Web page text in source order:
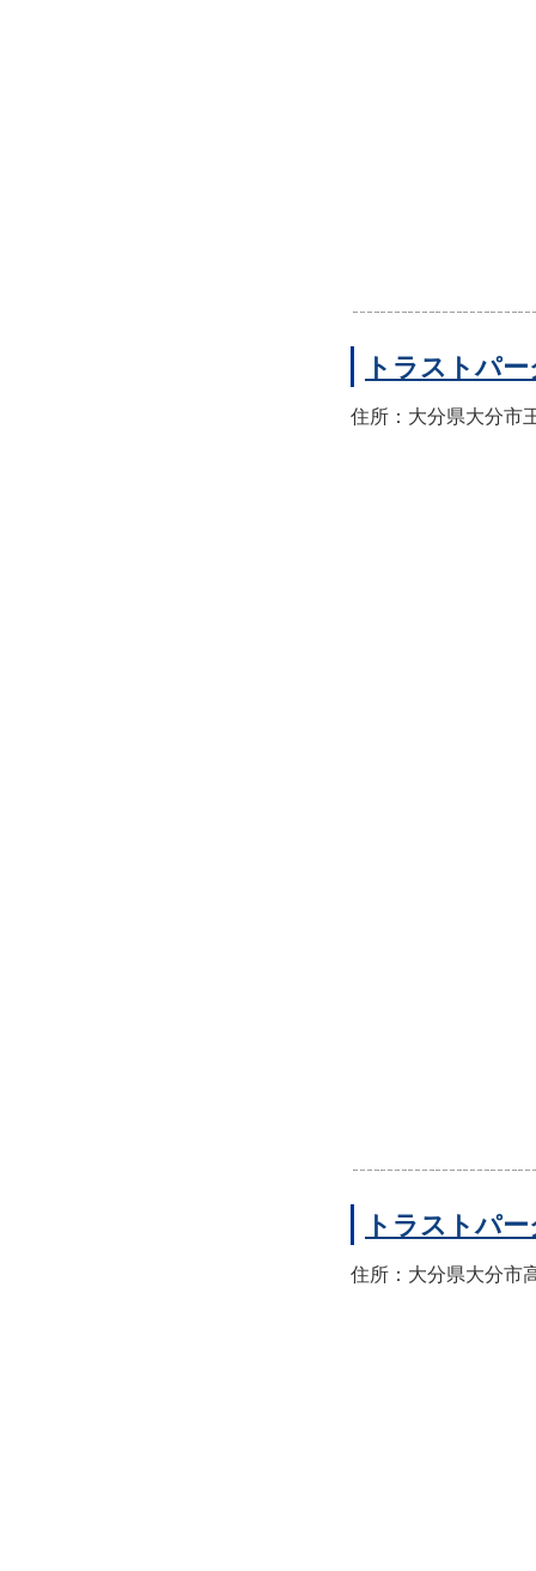
トラストパ
住所：大分県大分市
トラストパ
住所：大分県大分市